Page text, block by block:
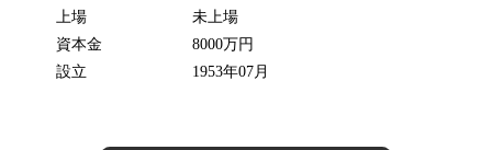
上場
未上場
資本金
8000万円
設立
1953年07月